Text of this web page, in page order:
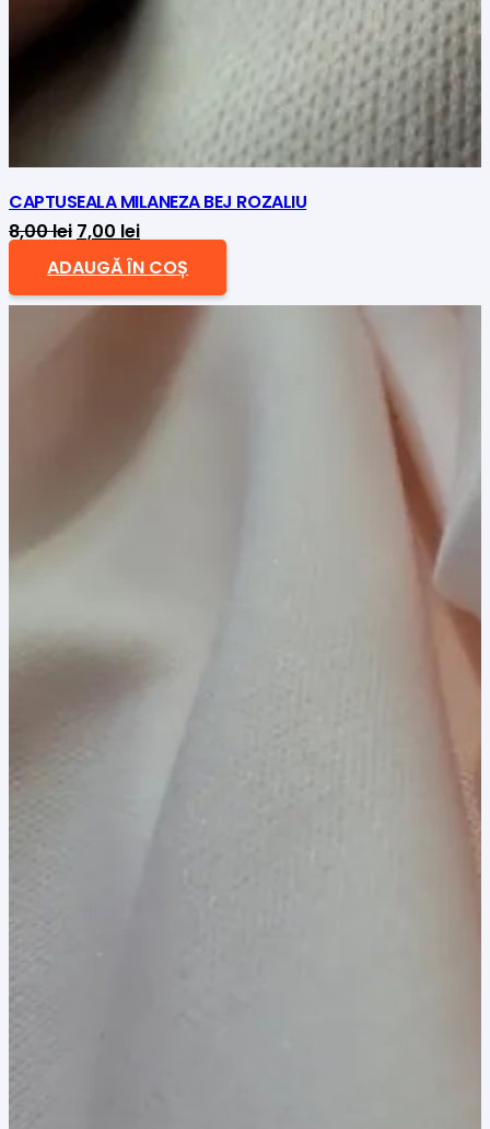
CAPTUSEALA MILANEZA BEJ ROZALIU
8,00lei Prețul
inițial
a
7,00 leiPrețul
curent
este:
ADAUGĂ ÎN COȘ